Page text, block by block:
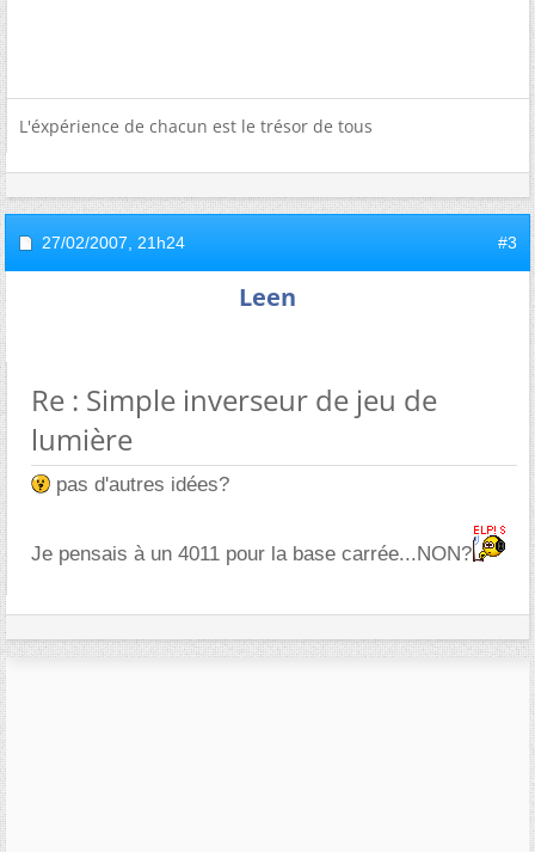
L'éxpérience de chacun est le trésor de tous
27/02/2007, 21h24 #3
Leen
Re : Simple inverseur de jeu de
lumière
pas d'autres idées?
Je pensais à un 4011 pour la base carrée...NON?